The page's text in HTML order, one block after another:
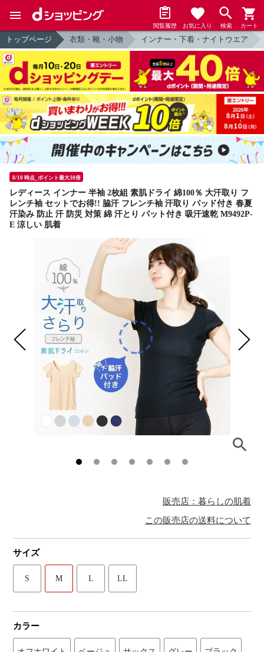
閲覧履歴 お気に入り 検索 カート
トップページ 衣類・靴・小物 インナー・下着・ナイトウエア
8/10 時点_ポイント最大30倍
レディース インナー 半袖 2枚組 素肌ドライ 綿100％ 大汗取り フ
レンチ袖 セットでお得!! 脇汗 フレンチ袖 汗取り パッド付き 春夏
汗染み 防止 汗 防災 対策 綿 汗とり パット付き 吸汗速乾 M9492P-
E 涼しい 肌着
販売店：暮らしの肌着
この販売店の送料について
サイズ
S M L LL
カラー